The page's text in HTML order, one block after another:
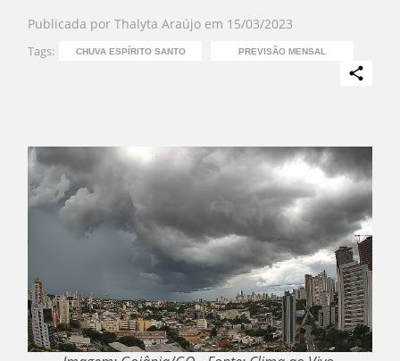
Publicada por Thalyta Araújo em 15/03/2023
Tags: CHUVA ESPÍRITO SANTO PREVISÃO MENSAL